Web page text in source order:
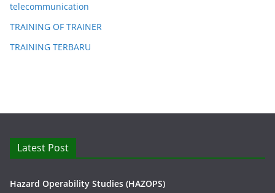
telecommunication
TRAINING OF TRAINER
TRAINING TERBARU
Latest Post
Hazard Operability Studies (HAZOPS)